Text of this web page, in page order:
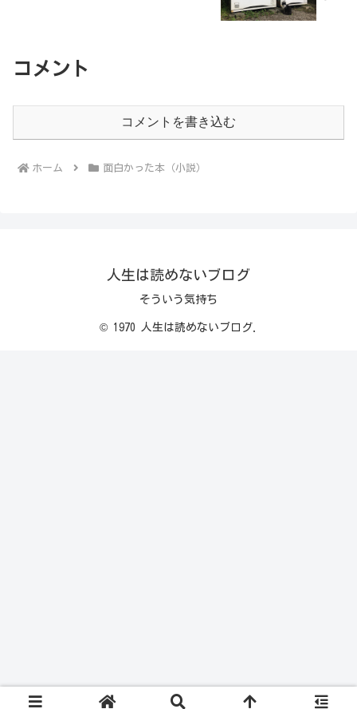
コメント
コメントを書き込む
ホーム 面白かった本（小説）
人生は読めないブログ
そういう気持ち
© 1970 人生は読めないブログ.